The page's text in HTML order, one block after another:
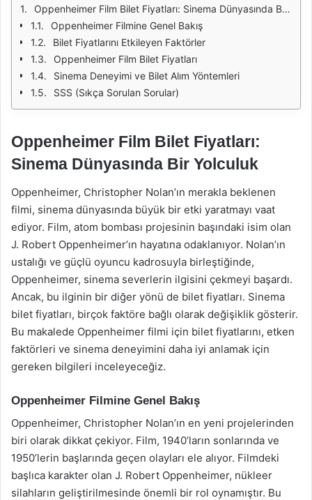
Oppenheimer Film Bilet Fiyatları: Sinema Dünyasında Bir Yolculuk
Oppenheimer Filmine Genel Bakış
Bilet Fiyatlarını Etkileyen Faktörler
Oppenheimer Film Bilet Fiyatları
Sinema Deneyimi ve Bilet Alım Yöntemleri
SSS (Sıkça Sorulan Sorular)
Oppenheimer Film Bilet Fiyatları:
Sinema Dünyasında Bir Yolculuk
Oppenheimer, Christopher Nolan’ın merakla beklenen
filmi, sinema dünyasında büyük bir etki yaratmayı vaat
ediyor. Film, atom bombası projesinin başındaki isim olan
J. Robert Oppenheimer’ın hayatına odaklanıyor. Nolan’ın
ustalığı ve güçlü oyuncu kadrosuyla birleştiğinde,
Oppenheimer, sinema severlerin ilgisini çekmeyi başardı.
Ancak, bu ilginin bir diğer yönü de bilet fiyatları. Sinema
bilet fiyatları, birçok faktöre bağlı olarak değişiklik gösterir.
Bu makalede Oppenheimer filmi için bilet fiyatlarını, etken
faktörleri ve sinema deneyimini daha iyi anlamak için
gereken bilgileri inceleyeceğiz.
Oppenheimer Filmine Genel Bakış
Oppenheimer, Christopher Nolan’ın en yeni projelerinden
biri olarak dikkat çekiyor. Film, 1940’ların sonlarında ve
1950’lerin başlarında geçen olayları ele alıyor. Filmdeki
başlıca karakter olan J. Robert Oppenheimer, nükleer
silahların geliştirilmesinde önemli bir rol oynamıştır. Bu